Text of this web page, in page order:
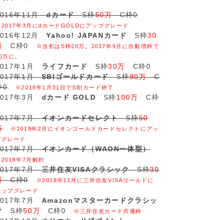
年11月dカードS枠50万C枠0
年3月にdカードGOLDにアップグレード
年12月Yahoo! JAPANカード S枠30
C枠0
※当初はS枠20万。2017年9月に自動増枠で
万に。
年1月 ライフカード S枠30万
C枠0
年1月SBIゴールドカードS枠80万C
0
※2018年1月31日でSBIカード終了
年3月 dカード GOLD S枠100万 C枠
年7月イオンカードセレクトS枠50
※2018年2月にイオンゴールドカードセレクトにアッ
グレード
年7月イオンカード（WAON一体型）
年7月解約
年7月三井住友VISAクラシックS枠30
C枠0
※2018年11月に三井住友VISAゴールドに
ップグレード
年7月 Amazonマスターカードクラシッ
S枠50万 C枠0 ※三井住友カード共通枠